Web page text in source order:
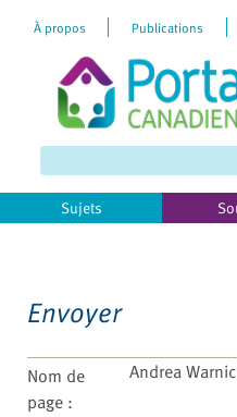
website
includes
an
À propos Publications
Sujets
Envoyer
Nom de
page :
Andrea